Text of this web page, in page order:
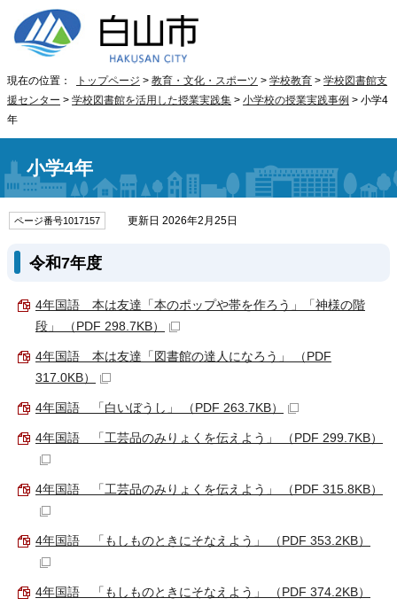
現在の位置： トップページ > 教育・文化・スポーツ > 学校教育 > 学校図書館支
援センター > 学校図書館を活用した授業実践集 > 小学校の授業実践事例 > 小学4
年
小学4年
ページ番号1017157 更新日 2026年2月25日
令和7年度
4年国語 本は友達「本のポップや帯を作ろう」「神様の階
段」 （PDF 298.7KB）
4年国語 本は友達「図書館の達人になろう」 （PDF
317.0KB）
4年国語 「白いぼうし」 （PDF 263.7KB）
4年国語 「工芸品のみりょくを伝えよう」 （PDF 299.7KB）
4年国語 「工芸品のみりょくを伝えよう」 （PDF 315.8KB）
4年国語 「もしものときにそなえよう」 （PDF 353.2KB）
4年国語 「もしものときにそなえよう」 （PDF 374.2KB）